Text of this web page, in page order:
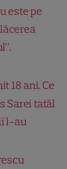
este pe
18 ani. Ce
Sarei tatăl
l-au